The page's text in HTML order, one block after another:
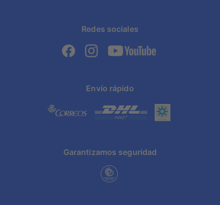
Redes sociales
Envío rápido
Garantizamos seguridad